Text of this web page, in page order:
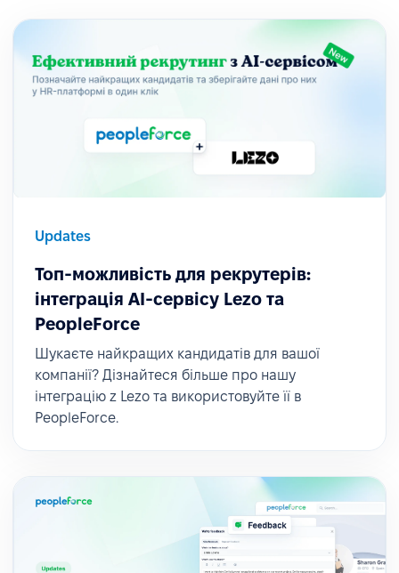
Updates
Топ-можливість для рекрутерів:
інтеграція AI-сервісу Lezo та
PeopleForce
Шукаєте найкращих кандидатів для вашої
компанії? Дізнайтеся більше про нашу
інтеграцію z Lezo та використовуйте її в
PeopleForce.